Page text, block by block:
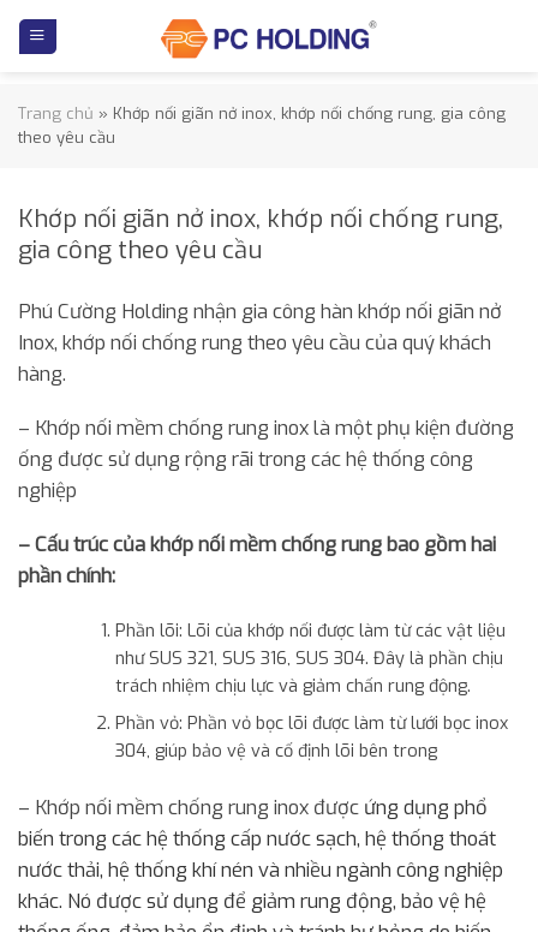
Trang chủ » Khớp nối giãn nở inox, khớp nối chống rung, gia công
theo yêu cầu
Khớp nối giãn nở inox, khớp nối chống rung,
gia công theo yêu cầu
Phú Cường Holding nhận gia công hàn khớp nối giãn nở
Inox, khớp nối chống rung theo yêu cầu của quý khách
hàng.
– Khớp nối mềm chống rung inox là một phụ kiện đường
ống được sử dụng rộng rãi trong các hệ thống công
nghiệp
– Cấu trúc của khớp nối mềm chống rung bao gồm hai
phần chính:
Phần lõi: Lõi của khớp nối được làm từ các vật liệu
như SUS 321, SUS 316, SUS 304. Đây là phần chịu
trách nhiệm chịu lực và giảm chấn rung động.
Phần vỏ: Phần vỏ bọc lõi được làm từ lưới bọc inox
304, giúp bảo vệ và cố định lõi bên trong
– Khớp nối mềm chống rung inox được ứng dụng phổ
biến trong các hệ thống cấp nước sạch, hệ thống thoát
nước thải, hệ thống khí nén và nhiều ngành công nghiệp
khác. Nó được sử dụng để giảm rung động, bảo vệ hệ